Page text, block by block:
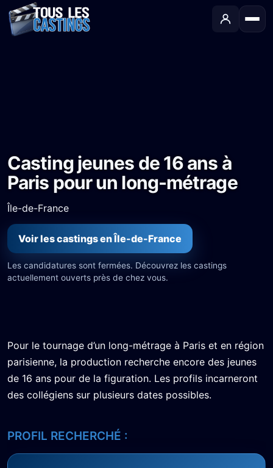
Casting jeunes de 16 ans à
Paris pour un long-métrage
Île-de-France
Voir les castings en Île-de-France
Les candidatures sont fermées. Découvrez les castings
actuellement ouverts près de chez vous.
Pour le tournage d’un long-métrage à Paris et en région
parisienne, la production recherche encore des jeunes
de 16 ans pour de la figuration. Les profils incarneront
des collégiens sur plusieurs dates possibles.
PROFIL RECHERCHÉ :